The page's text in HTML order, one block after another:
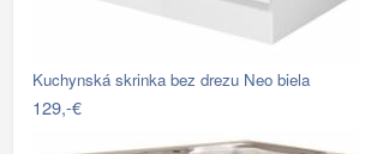
Kuchynská skrinka bez drezu Neo biela
129,-€